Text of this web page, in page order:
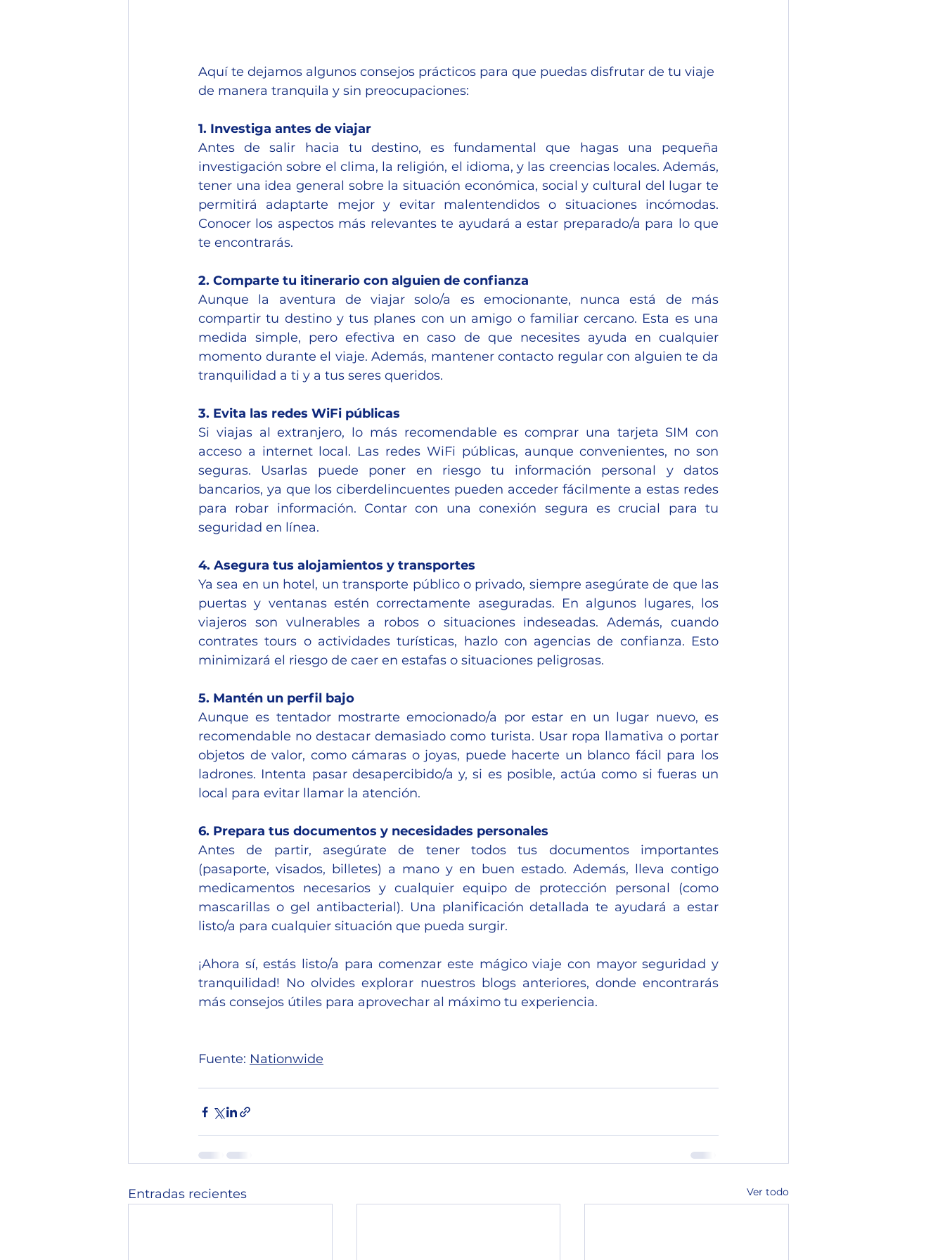
Aquí te dejamos algunos consejos prácticos para que puedas disfrutar de tu viaje
de manera tranquila y sin preocupaciones:
1. Investiga antes de viajar
Antes de salir hacia tu destino, es fundamental que hagas una pequeña
investigación sobre el clima, la religión, el idioma, y las creencias locales. Además,
tener una idea general sobre la situación económica, social y cultural del lugar te
permitirá adaptarte mejor y evitar malentendidos o situaciones incómodas.
Conocer los aspectos más relevantes te ayudará a estar preparado/a para lo que
te encontrarás.
2. Comparte tu itinerario con alguien de confianza
Aunque la aventura de viajar solo/a es emocionante, nunca está de más
compartir tu destino y tus planes con un amigo o familiar cercano. Esta es una
medida simple, pero efectiva en caso de que necesites ayuda en cualquier
momento durante el viaje. Además, mantener contacto regular con alguien te da
tranquilidad a ti y a tus seres queridos.
3. Evita las redes WiFi públicas
Si viajas al extranjero, lo más recomendable es comprar una tarjeta SIM con
acceso a internet local. Las redes WiFi públicas, aunque convenientes, no son
seguras. Usarlas puede poner en riesgo tu información personal y datos
bancarios, ya que los ciberdelincuentes pueden acceder fácilmente a estas redes
para robar información. Contar con una conexión segura es crucial para tu
seguridad en línea.
4. Asegura tus alojamientos y transportes
Ya sea en un hotel, un transporte público o privado, siempre asegúrate de que las
puertas y ventanas estén correctamente aseguradas. En algunos lugares, los
viajeros son vulnerables a robos o situaciones indeseadas. Además, cuando
contrates tours o actividades turísticas, hazlo con agencias de confianza. Esto
minimizará el riesgo de caer en estafas o situaciones peligrosas.
5. Mantén un perfil bajo
Aunque es tentador mostrarte emocionado/a por estar en un lugar nuevo, es
recomendable no destacar demasiado como turista. Usar ropa llamativa o portar
objetos de valor, como cámaras o joyas, puede hacerte un blanco fácil para los
ladrones. Intenta pasar desapercibido/a y, si es posible, actúa como si fueras un
local para evitar llamar la atención.
6. Prepara tus documentos y necesidades personales
Antes de partir, asegúrate de tener todos tus documentos importantes
(pasaporte, visados, billetes) a mano y en buen estado. Además, lleva contigo
medicamentos necesarios y cualquier equipo de protección personal (como
mascarillas o gel antibacterial). Una planificación detallada te ayudará a estar
listo/a para cualquier situación que pueda surgir.
¡Ahora sí, estás listo/a para comenzar este mágico viaje con mayor seguridad y
tranquilidad! No olvides explorar nuestros blogs anteriores, donde encontrarás
más consejos útiles para aprovechar al máximo tu experiencia.
Fuente: Nationwide
Entradas recientes Ver todo